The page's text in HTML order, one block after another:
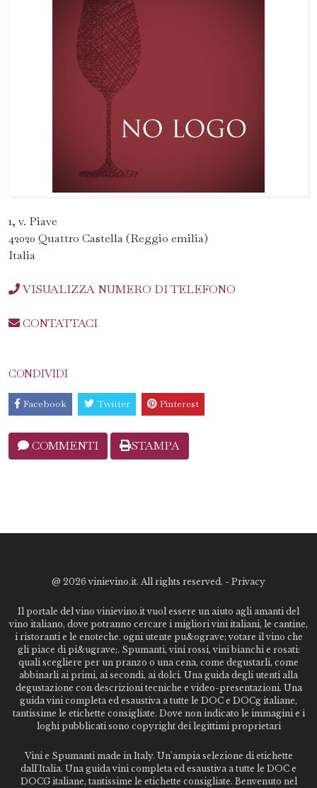
1, v. Piave
42020 Quattro Castella (Reggio emilia)
Italia
VISUALIZZA NUMERO DI TELEFONO
CONTATTACI
CONDIVIDI
Facebook Twitter Pinterest
COMMENTI STAMPA
@ 2026 vinievino.it. All rights reserved. - Privacy
Il portale del vino vinievino.it vuol essere un aiuto agli amanti del
vino italiano, dove potranno cercare i migliori vini italiani, le cantine,
i ristoranti e le enoteche. ogni utente pu&ograve; votare il vino che
gli piace di pi&ugrave;. Spumanti, vini rossi, vini bianchi e rosati:
quali scegliere per un pranzo o una cena, come degustarli, come
abbinarli ai primi, ai secondi, ai dolci. Una guida degli utenti alla
degustazione con descrizioni tecniche e video-presentazioni. Una
guida vini completa ed esaustiva a tutte le DOC e DOCg italiane,
tantissime le etichette consigliate. Dove non indicato le immagini e i
loghi pubblicati sono copyright dei legittimi proprietari
Vini e Spumanti made in Italy. Un'ampia selezione di etichette
dall'Italia. Una guida vini completa ed esaustiva a tutte le DOC e
DOCG italiane, tantissime le etichette consigliate. Benvenuto nel